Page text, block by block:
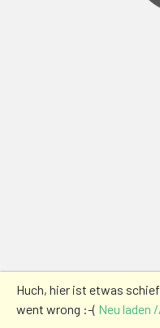
Huch, hier ist etwas
went wrong :-( Neu laden